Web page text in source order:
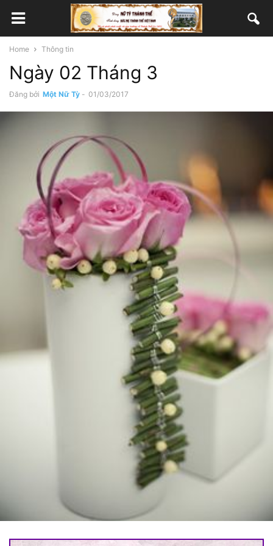
Home Thông tin
Ngày 02 Tháng 3
Đăng bởi Một Nữ Tỳ - 01/03/2017